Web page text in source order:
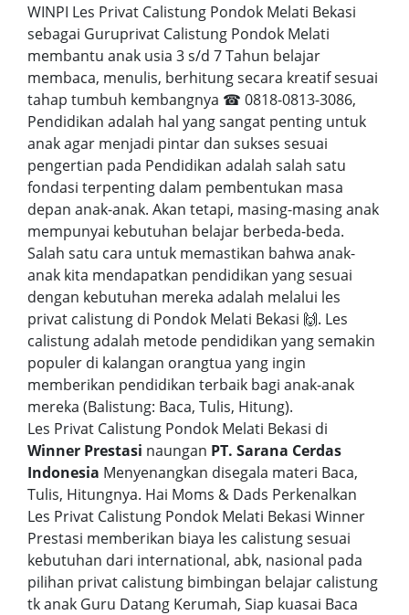
WINPI Les Privat Calistung Pondok Melati Bekasi
sebagai Guruprivat Calistung Pondok Melati
membantu anak usia 3 s/d 7 Tahun belajar
membaca, menulis, berhitung secara kreatif sesuai
tahap tumbuh kembangnya ☎ 0818-0813-3086,
Pendidikan adalah hal yang sangat penting untuk
anak agar menjadi pintar dan sukses sesuai
pengertian pada Pendidikan adalah salah satu
fondasi terpenting dalam pembentukan masa
depan anak-anak. Akan tetapi, masing-masing anak
mempunyai kebutuhan belajar berbeda-beda.
Salah satu cara untuk memastikan bahwa anak-
anak kita mendapatkan pendidikan yang sesuai
dengan kebutuhan mereka adalah melalui les
privat calistung di Pondok Melati Bekasi 🙌. Les
calistung adalah metode pendidikan yang semakin
populer di kalangan orangtua yang ingin
memberikan pendidikan terbaik bagi anak-anak
mereka (Balistung: Baca, Tulis, Hitung).
Les Privat Calistung Pondok Melati Bekasi di
Winner Prestasi naungan PT. Sarana Cerdas
Indonesia Menyenangkan disegala materi Baca,
Tulis, Hitungnya. Hai Moms & Dads Perkenalkan
Les Privat Calistung Pondok Melati Bekasi Winner
Prestasi memberikan biaya les calistung sesuai
kebutuhan dari international, abk, nasional pada
pilihan privat calistung bimbingan belajar calistung
tk anak Guru Datang Kerumah, Siap kuasai Baca